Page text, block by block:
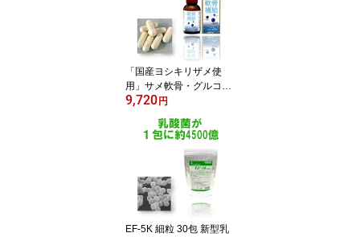
「国産ヨシキリザメ使
用」サメ軟骨・グルコサ
ミン・コラーゲン配合
（約1ヵ月分）
9,720 円
EF-5K 細粒 30包 新型乳